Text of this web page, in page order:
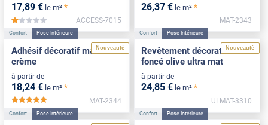
17,89 € le m² *
*****
ACCESS-7015
26,37 € le m² *
MAT-2343
Nouveauté
Confort Pose Intérieure
Adhésif décoratif mat blanc
crème
à partir de
18,24 € le m² *
MAT-2344
Nouveauté
Confort Pose Intérieure
Revêtement décoratif vert
foncé olive ultra mat
à partir de
24,85 € le m² *
ULMAT-3310
Confort Pose Intérieure Confort Pose Intérieure